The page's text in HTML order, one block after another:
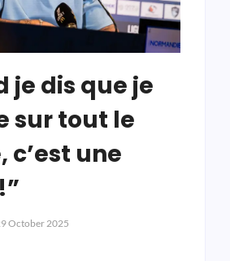
je dis que je
sur tout le
c’est une
October 2025